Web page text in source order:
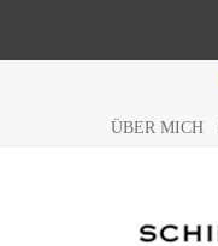
ÜBER MICH